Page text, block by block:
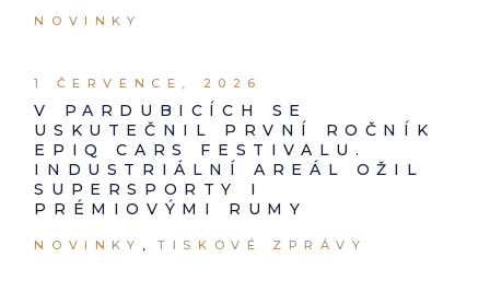
NOVINKY
1 ČERVENCE, 2026
V PARDUBICÍCH SE
USKUTEČNIL PRVNÍ ROČNÍK
EPIQ CARS FESTIVALU.
INDUSTRIÁLNÍ AREÁL OŽIL
SUPERSPORTY I
PRÉMIOVÝMI RUMY
NOVINKY TISKOVÉ ZPRÁVY